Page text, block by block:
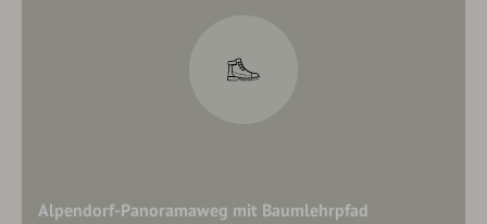
Alpendorf-Panoramaweg mit Baumlehrpfad